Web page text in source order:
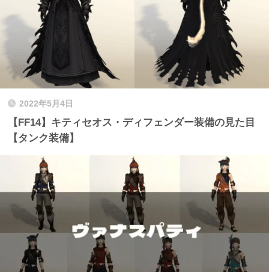
2022年5月4日
【FF14】キティセオス・ディフェンダー装備の見た目
【タンク装備】